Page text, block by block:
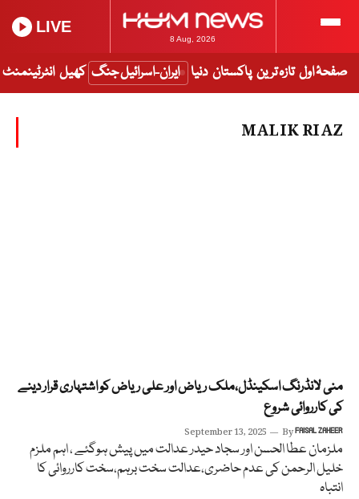
8 Aug, 2026
LIVE
صفحۂ اول تازہ ترین پاکستان دنیا ایران-اسرائیل جنگ کھیل انٹرٹینمنٹ
MALIK RIAZ
منی لانڈرنگ اسکینڈل،ملک ریاض اور علی ریاض کو اشتہاری قرار دینے
کی کارروائی شروع
September 13, 2025 ByFAISAL ZAHEER
ملزمان عطا الحسن اور سجاد حیدر عدالت میں پیش ہوگئے ، اہم ملزم
خلیل الرحمن کی عدم حاضری،عدالت سخت برہم،سخت کارروائی کا
انتباہ